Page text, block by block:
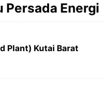
Persada Energi
Plant) Kutai Barat